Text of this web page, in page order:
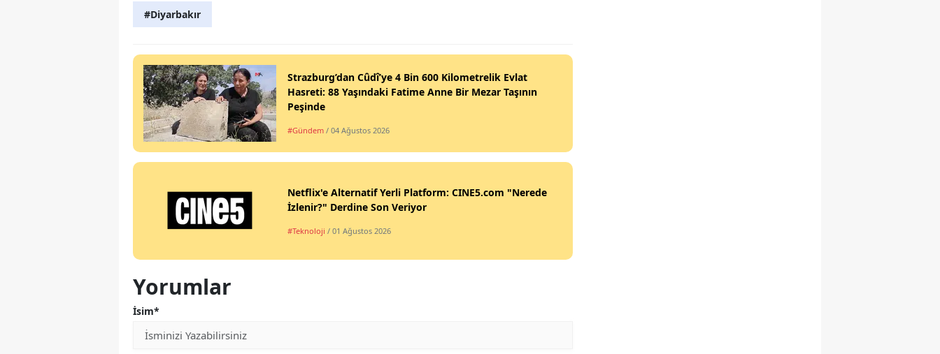
#Diyarbakır
Strazburg’dan Cûdî’ye 4 Bin 600 Kilometrelik Evlat
Hasreti: 88 Yaşındaki Fatime Anne Bir Mezar Taşının
Peşinde
#Gündem / 04 Ağustos 2026
Netflix'e Alternatif Yerli Platform: CINE5.com "Nerede
İzlenir?" Derdine Son Veriyor
#Teknoloji / 01 Ağustos 2026
Yorumlar
İsim*